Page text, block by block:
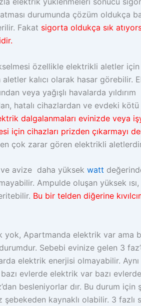
durumunda çözüm oldukça
Fakat sigorta oldukça sık
özellikle elektrikli aletler
kalıcı olarak hasar görebilir.
veya yağışlı havalarda yıldırım
hatalı cihazlardan ve evdeki
dalgalanmaları evinizde veya
için cihazları prizden çıkarmayı
çok zarar gören elektrikli
ve avize daha yüksek watt
Ampulde oluşan yüksek ısı,
Bu bir telden diğerine
yok, Apartmanda elektrik var ama
Sebebi evinize gelen 3
elektrik enerjisi olmayabilir.
evlerde elektrik var bazı
besleniyorlar dır. Bu durum için
kaynaklı olabilir. 3 fazlı